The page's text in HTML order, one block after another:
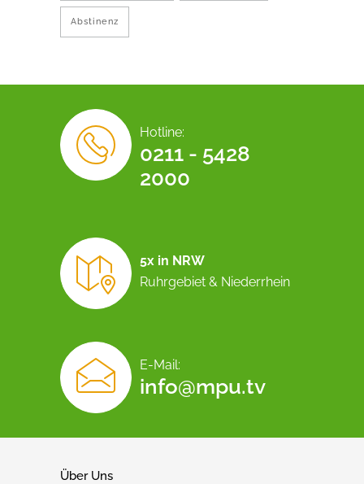
Abstinenz
Hotline:
0211 - 5428
2000
5x in NRW
Ruhrgebiet & Niederrhein
E-Mail:
info@mpu.tv
Über Uns